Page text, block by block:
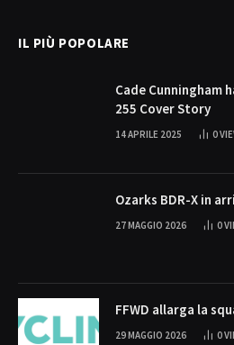
IL PIÙ POPOLARE
Cade Cunningham
255 Cover Story
14 APRILE 2025 0
Ozarks BDR-X in
27 MAGGIO 2026 0
FFWD allarga la
29 MAGGIO 2026 0